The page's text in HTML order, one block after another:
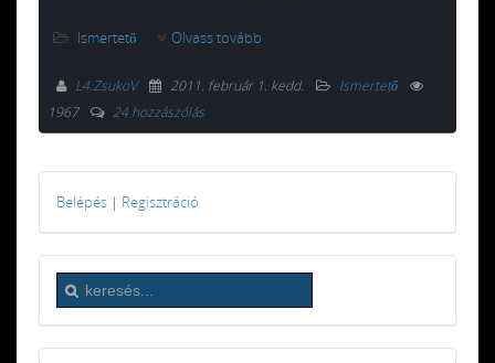
Ismertető Olvass tovább
L4.ZsukoV 2011. február 1. kedd.
Ismertető
1967
24 hozzászólás
Belépés | Regisztráció